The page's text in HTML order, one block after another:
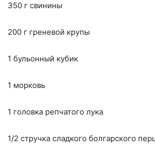
350 г свинины
200 г греневой крупы
1 бульонный кубик
1 морковь
1 головка репчатого лука
1/2 стручка сладкого болгарского